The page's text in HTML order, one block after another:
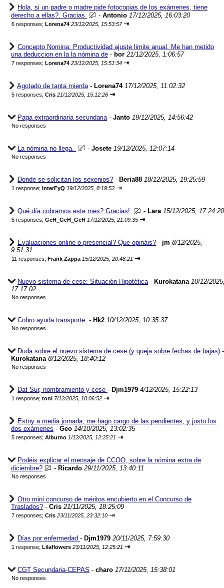
Hola, si un padre o madre pide fotocopias de los exámenes, tiene
derecho a ellas?. Gracias
- Antonio 17/12/2025, 16:03:20
6 responses; Lorena74 23/12/2025, 15:53:57 ⇥
Concepto Nomina: Productividad ajuste limite anual. Me han metido
una deduccion en la la nómina de - bor 21/12/2025, 1:06:57
7 responses; Lorena74 23/12/2025, 15:51:34 ⇥
Agotado de tanta mierda- Lorena74 17/12/2025, 11:02:32
5 responses; Cris 21/12/2025, 15:12:26 ⇥
Paga extraordinaria secundaria- Janto 19/12/2025, 14:56:42
No responses
La nómina no llega. - Josete 19/12/2025, 12:07:14
No responses
Donde se solicitan los sexenios? - Beria88 18/12/2025, 19:25:59
1 response; InterFyQ 19/12/2025, 8:19:52 ⇥
Qué día cobramos este mes? Gracias! - Lara 15/12/2025, 17:24:20
5 responses; GeH_GeH_GeH 17/12/2025, 21:09:35 ⇥
Evaluaciones online o presencial? Que opináis? - jm 8/12/2025,
9:51:31
11 responses; Frank Zappa 15/12/2025, 20:48:21 ⇥
Nuevo sistema de cese: Situación Hipotética- Kurokatana 10/12/
17:17:02
No responses
Cobro ayuda transporte. - Hk2 10/12/2025, 10:35:37
No responses
Duda sobre el nuevo sistema de cese (y queja sobre fechas de bajas) -
Kurokatana 8/12/2025, 18:40:12
No responses
Dat Sur, nombramiento y cese - Djm1979 4/12/2025, 15:22:13
1 response; toni 7/12/2025, 10:06:52 ⇥
Estoy a media jornada, me hago cargo de las pendientes, y justo los
dos exámenes - Geo 14/10/2025, 13:02:35
5 responses; Alburno 1/12/2025, 12:25:21 ⇥
Podéis explicar el mensaje de CCOO, sobre la nómina extra de
diciembre?
- Ricardo 29/11/2025, 13:40:11
No responses
Otro mini concurso de méritos encubierto en el Concurso de
Traslados? - Cris 21/11/2025, 18:25:09
7 responses; Cris 23/11/2025, 23:32:10 ⇥
Días por enfermedad - Djm1979 20/11/2025, 7:59:30
1 response; Lilaflowers 23/11/2025, 12:25:21 ⇥
CGT Secundaria-CEPAS - charo 17/11/2025, 15:38:01
No responses